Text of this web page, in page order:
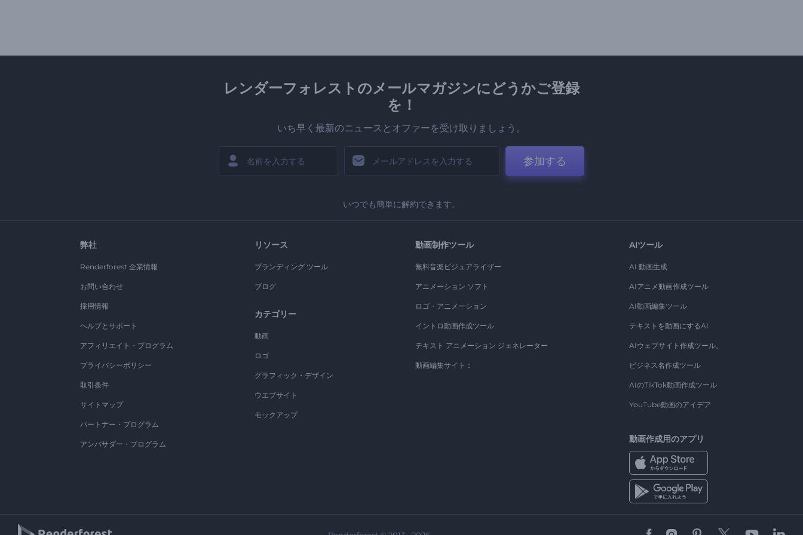
レンダーフォレストのメールマガジンにどうかご登録
を！
いち早く最新のニュースとオファーを受け取りましょう。
参加する
いつでも簡単に解約できます。
弊社
Renderforest 企業情報
お問い合わせ
採用情報
ヘルプとサポート
アフィリエイト・プログラム
プライバシーポリシー
取引条件
サイトマップ
パートナー・プログラム
アンバサダー・プログラム
リソース
ブランディング ツール
ブログ
カテゴリー
動画
ロゴ
グラフィック・デザイン
ウエブサイト
モックアップ
動画制作ツール
無料音楽ビジュアライザー
アニメーション ソフト
ロゴ・アニメーション
イントロ動画作成ツール
テキスト アニメーション ジェネレーター
動画編集サイト：
AIツール
AI 動画生成
AIアニメ動画作成ツール
AI動画編集ツール
テキストを動画にするAI
AIウェブサイト作成ツール。
ビジネス名作成ツール
AIのTikTok動画作成ツール
YouTube動画のアイデア
動画作成用のアプリ